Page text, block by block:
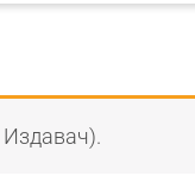
Издавач).